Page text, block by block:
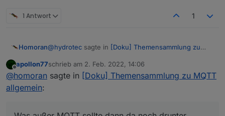
1 Antwort 1
Homoran@hydrotec sagte in [Doku] Themensammlung zu
Eine allgemeine Dokumentation, und nicht auf
Eine Entscheidungshilfe was ein Interessierter User
Offline
apollon77schrieb am 2. Feb. 2022, 14:06
zuletzt editiert von
@homoran sagte in [Doku] Themensammlung zu MQTT
allgemein: